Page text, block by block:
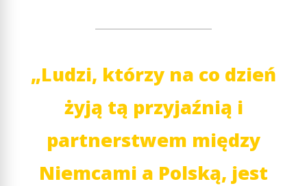
„Ludzi, którzy na co dzień
żyją tą przyjaźnią i
partnerstwem między
Niemcami a Polską, jest